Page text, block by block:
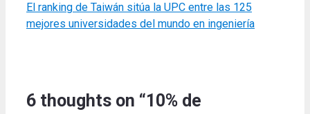
El ranking de Taiwán sitúa la UPC entre las 125
mejores universidades del mundo en ingeniería
6 thoughts on “10% de